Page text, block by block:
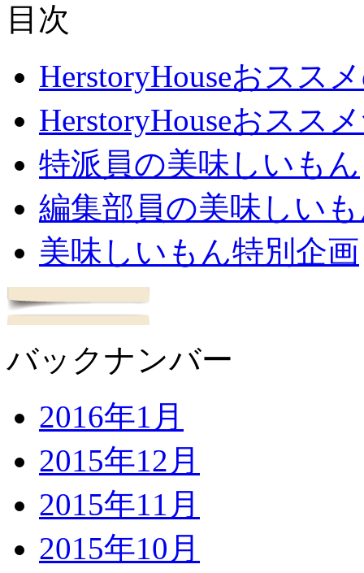
目次
HerstoryHouseおスス
HerstoryHouseおスス
特派員の美味しいもん
編集部員の美味しい
美味しいもん特別企画
バックナンバー
2016年1月
2015年12月
2015年11月
2015年10月